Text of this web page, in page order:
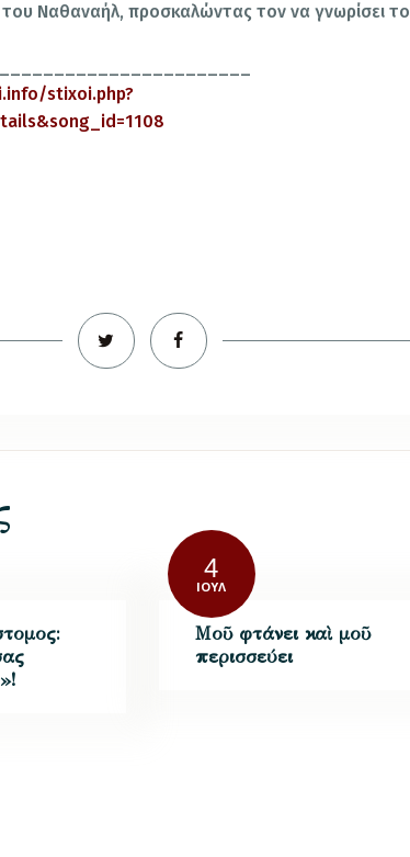
Ναθαναήλ, προσκαλώντας τον να γνωρίσει το
stixoi.php?
4
ΙΟΎΛ
Μοῦ φτάνει καὶ μοῦ
περισσεύει